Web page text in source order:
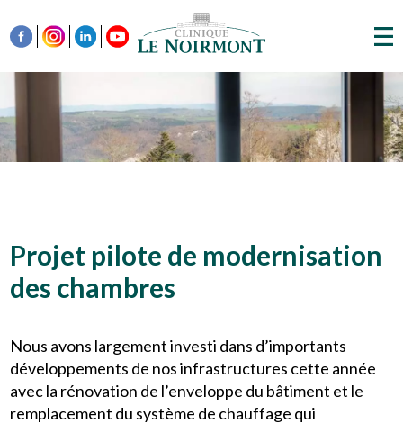
Projet pilote de modernisation
des chambres
Nous avons largement investi dans d’importants
développements de nos infrastructures cette année
avec la rénovation de l’enveloppe du bâtiment et le
remplacement du système de chauffage qui